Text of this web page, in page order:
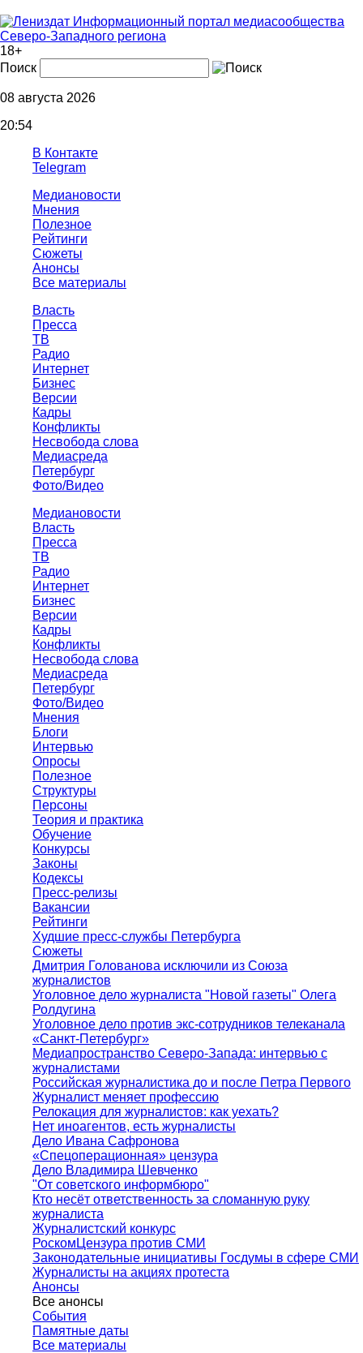
Информационный портал медиасообщества
Северо-Западного региона
18+
Поиск
08 августа 2026
20:54
В Контакте
Telegram
Медиановости
Мнения
Полезное
Рейтинги
Сюжеты
Анонсы
Все материалы
Власть
Пресса
ТВ
Радио
Интернет
Бизнес
Версии
Кадры
Конфликты
Несвобода слова
Медиасреда
Петербург
Фото/Видео
Медиановости
Власть
Пресса
ТВ
Радио
Интернет
Бизнес
Версии
Кадры
Конфликты
Несвобода слова
Медиасреда
Петербург
Фото/Видео
Мнения
Блоги
Интервью
Опросы
Полезное
Структуры
Персоны
Теория и практика
Обучение
Конкурсы
Законы
Кодексы
Пресс-релизы
Вакансии
Рейтинги
Худшие пресс-службы Петербурга
Сюжеты
Дмитрия Голованова исключили из Союза
журналистов
Уголовное дело журналиста "Новой газеты" Олега
Ролдугина
Уголовное дело против экс-сотрудников телеканала
«Санкт-Петербург»
Медиапространство Северо-Запада: интервью с
журналистами
Российская журналистика до и после Петра Первого
Журналист меняет профессию
Релокация для журналистов: как уехать?
Нет иноагентов, есть журналисты
Дело Ивана Сафронова
«Спецоперационная» цензура
Дело Владимира Шевченко
"От советского информбюро"
Кто несёт ответственность за сломанную руку
журналиста
Журналистский конкурс
РоскомЦензура против СМИ
Законодательные инициативы Госдумы в сфере СМИ
Журналисты на акциях протеста
Анонсы
Все анонсы
События
Памятные даты
Все материалы